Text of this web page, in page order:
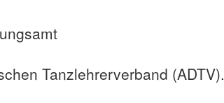
Tanzlehrerverband (ADTV).